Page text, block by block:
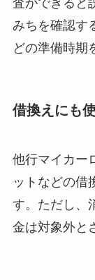
査ができると
みちを確認す
どの準備時期
借換えにも
他行マイカー
ットなどの借
す。ただし、
金は対象外と